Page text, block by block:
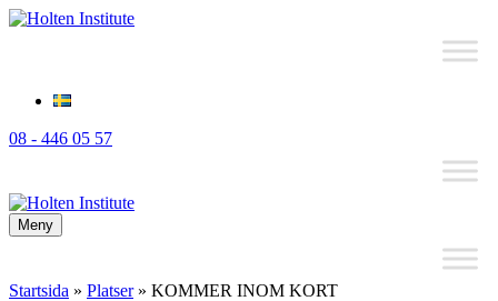
08 - 446 05 57
Meny
Startsida » Platser» KOMMER INOM KORT